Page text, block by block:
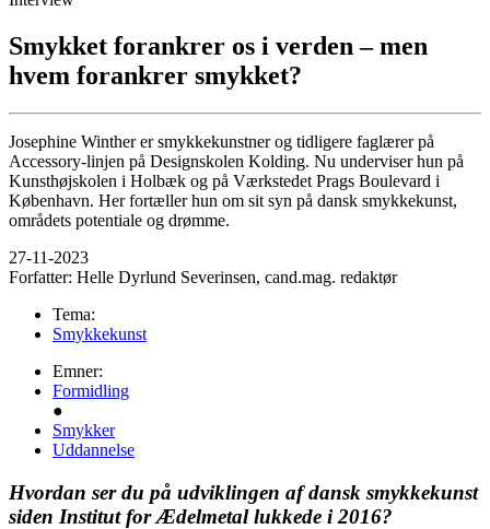
Smykket forankrer os i verden – men
hvem forankrer smykket?
Josephine Winther er smykkekunstner og tidligere faglærer på
Accessory-linjen på Designskolen Kolding. Nu underviser hun på
Kunsthøjskolen i Holbæk og på Værkstedet Prags Boulevard i
København. Her fortæller hun om sit syn på dansk smykkekunst,
områdets potentiale og drømme.
27-11-2023
Forfatter: Helle Dyrlund Severinsen, cand.mag. redaktør
Tema:
Smykkekunst
Emner:
Formidling
●
Smykker
Uddannelse
Hvordan ser du på udviklingen af dansk smykkekunst
siden Institut for Ædelmetal lukkede i 2016?